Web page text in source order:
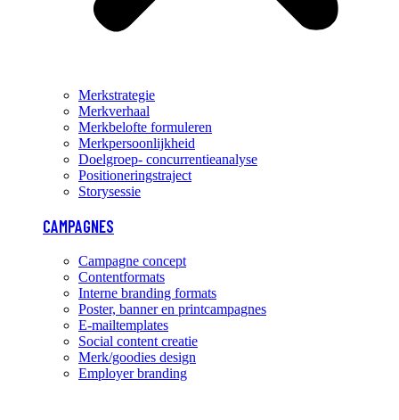
Merkstrategie
Merkverhaal
Merkbelofte formuleren
Merkpersoonlijkheid
Doelgroep- concurrentieanalyse
Positioneringstraject
Storysessie
CAMPAGNES
Campagne concept
Contentformats
Interne branding formats
Poster, banner en printcampagnes
E-mailtemplates
Social content creatie
Merk/goodies design
Employer branding